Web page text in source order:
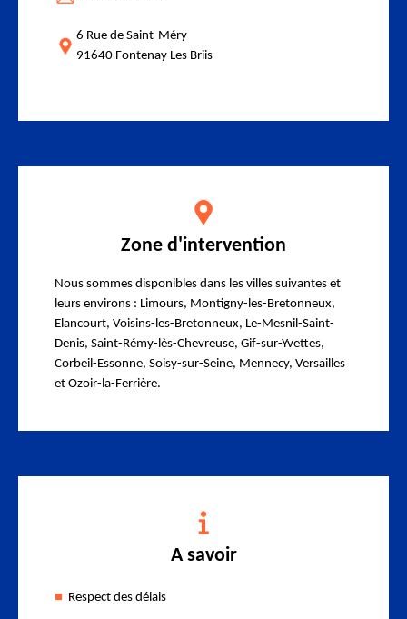
6 Rue de Saint-Méry
91640 Fontenay Les Briis
Zone d'intervention
Nous sommes disponibles dans les villes suivantes et
leurs environs : Limours, Montigny-les-Bretonneux,
Elancourt, Voisins-les-Bretonneux, Le-Mesnil-Saint-
Denis, Saint-Rémy-lès-Chevreuse, Gif-sur-Yvettes,
Corbeil-Essonne, Soisy-sur-Seine, Mennecy, Versailles
et Ozoir-la-Ferrière.
A savoir
Respect des délais